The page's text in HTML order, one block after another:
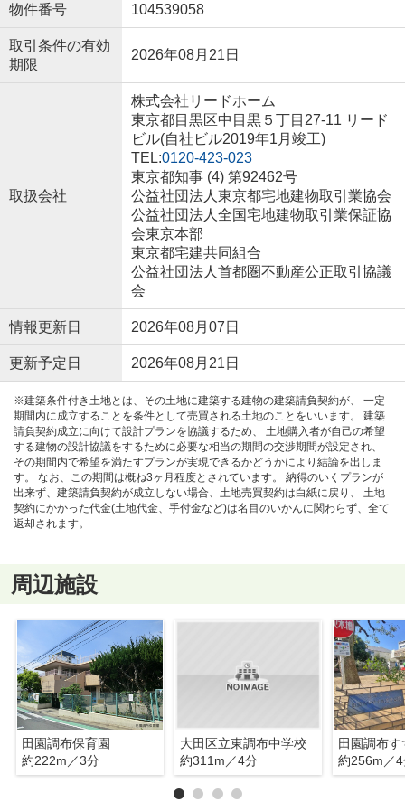
物件番号 104539058
取引条件の有効
期限
2026年08月21日
取扱会社
株式会社リードホーム
東京都目黒区中目黒５丁目27-11 リード
ビル(自社ビル2019年1月竣工)
TEL:0120-423-023
東京都知事 (4) 第92462号
公益社団法人東京都宅地建物取引業協会
公益社団法人全国宅地建物取引業保証協
会東京本部
東京都宅建共同組合
公益社団法人首都圏不動産公正取引協議
会
情報更新日 2026年08月07日
更新予定日 2026年08月21日
※建築条件付き土地とは、その土地に建築する建物の建築請負契約が、 一定
期間内に成立することを条件として売買される土地のことをいいます。 建築
請負契約成立に向けて設計プランを協議するため、 土地購入者が自己の希望
する建物の設計協議をするために必要な相当の期間の交渉期間が設定され、
その期間内で希望を満たすプランが実現できるかどうかにより結論を出しま
す。 なお、この期間は概ね3ヶ月程度とされています。 納得のいくプランが
出来ず、建築請負契約が成立しない場合、土地売買契約は白紙に戻り、 土地
契約にかかった代金(土地代金、手付金など)は名目のいかんに関わらず、全て
返却されます。
周辺施設
田園調布保育園
約222m／3分
大田区立東調布中学校
約311m／4分
約256m／